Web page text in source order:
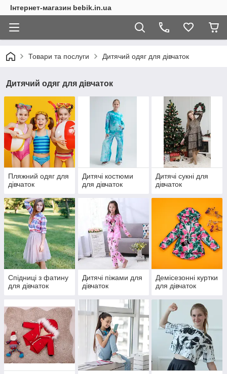
Інтернет-магазин bebik.in.ua
Товари та послуги Дитячий одяг для дівчаток
Дитячий одяг для дівчаток
Пляжний одяг для
дівчаток
Дитячі костюми
для дівчаток
Дитячі сукні для
дівчаток
Спідниці з фатину
для дівчаток
Дитячі піжами для
дівчаток
Демісезонні куртки
для дівчаток